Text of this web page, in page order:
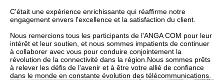
C'était une expérience enrichissante qui réaffirme notre
engagement envers l'excellence et la satisfaction du client.
Nous remercions tous les participants de l'ANGA COM pour leur
intérêt et leur soutien, et nous sommes impatients de continuer
à collaborer avec vous pour conduire conjointement la
révolution de la connectivité dans la région.Nous sommes prêts
à relever les défis de l'avenir et à être votre allié de confiance
dans le monde en constante évolution des télécommunications.